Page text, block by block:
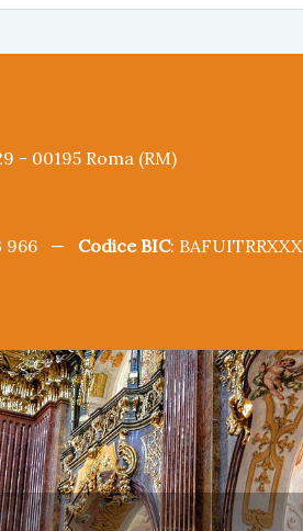
- 00195 Roma (RM)
966 — Codice BIC: BAFUITRRXXX